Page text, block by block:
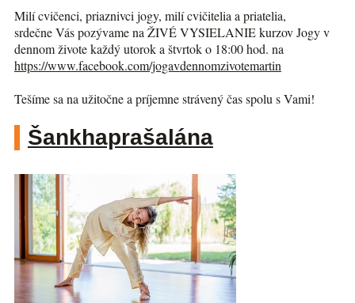
Milí cvičenci, priaznivci jogy, milí cvičitelia a priatelia,
srdečne Vás pozývame na ŽIVÉ VYSIELANIE kurzov Jogy v
dennom živote každý utorok a štvrtok o 18:00 hod. na
https://www.facebook.com/jogavdennomzivotemartin
Tešíme sa na užitočne a príjemne strávený čas spolu s Vami!
Šankhaprašalána